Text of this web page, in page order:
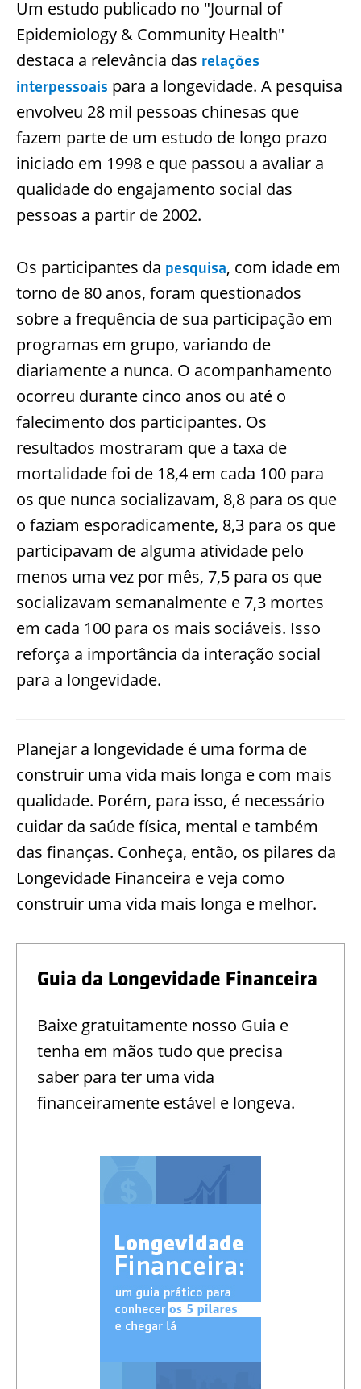
Um estudo publicado no "Journal of
Epidemiology & Community Health"
destaca a relevância das relações
interpessoais para a longevidade. A pesquisa
envolveu 28 mil pessoas chinesas que
fazem parte de um estudo de longo prazo
iniciado em 1998 e que passou a avaliar a
qualidade do engajamento social das
pessoas a partir de 2002.
Os participantes da pesquisa, com idade em
torno de 80 anos, foram questionados
sobre a frequência de sua participação em
programas em grupo, variando de
diariamente a nunca. O acompanhamento
ocorreu durante cinco anos ou até o
falecimento dos participantes. Os
resultados mostraram que a taxa de
mortalidade foi de 18,4 em cada 100 para
os que nunca socializavam, 8,8 para os que
o faziam esporadicamente, 8,3 para os que
participavam de alguma atividade pelo
menos uma vez por mês, 7,5 para os que
socializavam semanalmente e 7,3 mortes
em cada 100 para os mais sociáveis. Isso
reforça a importância da interação social
para a longevidade.
Planejar a longevidade é uma forma de
construir uma vida mais longa e com mais
qualidade. Porém, para isso, é necessário
cuidar da saúde física, mental e também
das finanças. Conheça, então, os pilares da
Longevidade Financeira e veja como
construir uma vida mais longa e melhor.
Guia da Longevidade Financeira
Baixe gratuitamente nosso Guia e
tenha em mãos tudo que precisa
saber para ter uma vida
financeiramente estável e longeva.